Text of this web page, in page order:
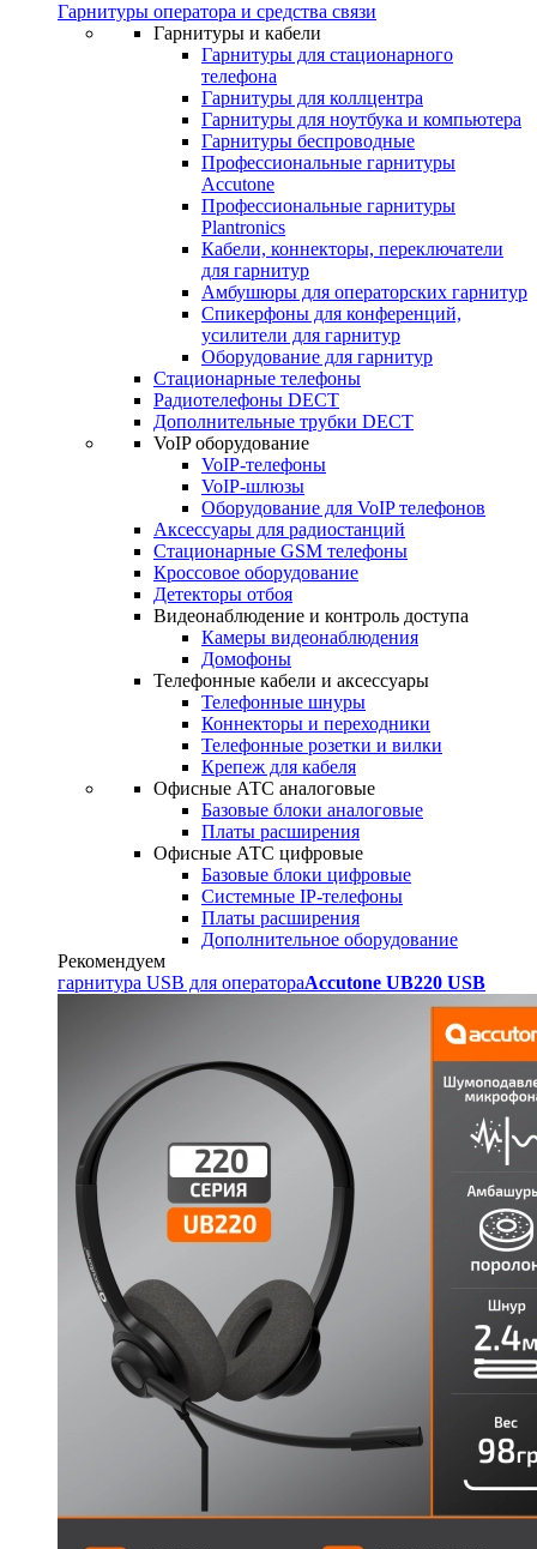
Гарнитуры оператора и средства связи
Гарнитуры и кабели
Гарнитуры для стационарного
телефона
Гарнитуры для коллцентра
Гарнитуры для ноутбука и компьютера
Гарнитуры беспроводные
Профессиональные гарнитуры
Accutone
Профессиональные гарнитуры
Plantronics
Кабели, коннекторы, переключатели
для гарнитур
Амбушюры для операторских гарнитур
Cпикерфоны для конференций,
усилители для гарнитур
Оборудование для гарнитур
Стационарные телефоны
Радиотелефоны DECT
Дополнительные трубки DECT
VoIP оборудование
VoIP-телефоны
VoIP-шлюзы
Оборудование для VoIP телефонов
Аксессуары для радиостанций
Стационарные GSM телефоны
Кроссовое оборудование
Детекторы отбоя
Видеонаблюдение и контроль доступа
Камеры видеонаблюдения
Домофоны
Телефонные кабели и аксессуары
Телефонные шнуры
Коннекторы и переходники
Телефонные розетки и вилки
Крепеж для кабеля
Офисные АТС аналоговые
Базовые блоки аналоговые
Платы расширения
Офисные АТС цифровые
Базовые блоки цифровые
Системные IP-телефоны
Платы расширения
Дополнительное оборудование
Рекомендуем
гарнитура USB для оператораAccutone UB220 USB